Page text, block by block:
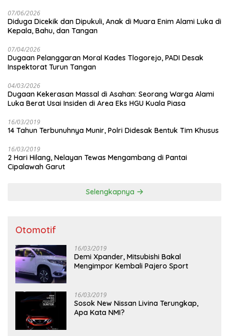
07/06/2026
Diduga Dicekik dan Dipukuli, Anak di Muara Enim Alami Luka di
Kepala, Bahu, dan Tangan
07/04/2026
Dugaan Pelanggaran Moral Kades Tlogorejo, PADI Desak
Inspektorat Turun Tangan
04/03/2026
Dugaan Kekerasan Massal di Asahan: Seorang Warga Alami
Luka Berat Usai Insiden di Area Eks HGU Kuala Piasa
16/03/2019
14 Tahun Terbunuhnya Munir, Polri Didesak Bentuk Tim Khusus
16/03/2019
2 Hari Hilang, Nelayan Tewas Mengambang di Pantai
Cipalawah Garut
Selengkapnya
Otomotif
16/03/2019
Demi Xpander, Mitsubishi Bakal
Mengimpor Kembali Pajero Sport
16/03/2019
Sosok New Nissan Livina Terungkap,
Apa Kata NMI?